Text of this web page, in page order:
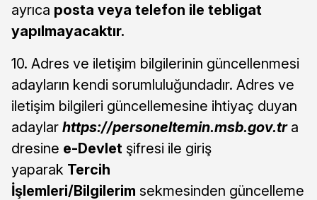
ayrıca posta veya telefon ile tebligat
yapılmayacaktır.
10. Adres ve iletişim bilgilerinin güncellenmesi
adayların kendi sorumluluğundadır. Adres ve
iletişim bilgileri güncellemesine ihtiyaç duyan
adaylar https://personeltemin.msb.gov.tra
dresine e-Devlet şifresi ile giriş
yaparak Tercih
İşlemleri/Bilgilerim sekmesinden güncelleme